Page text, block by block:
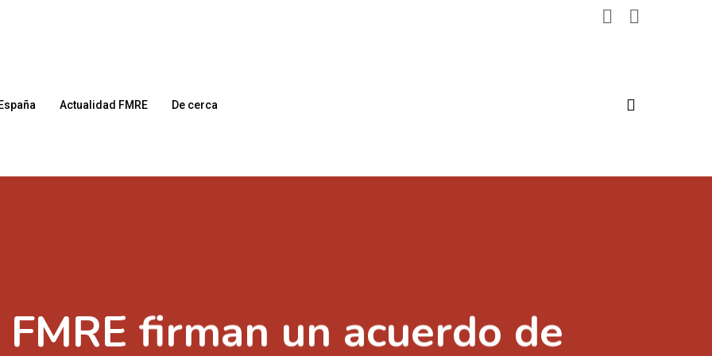
Actualidad FMRE De cerca
firman un acuerdo de